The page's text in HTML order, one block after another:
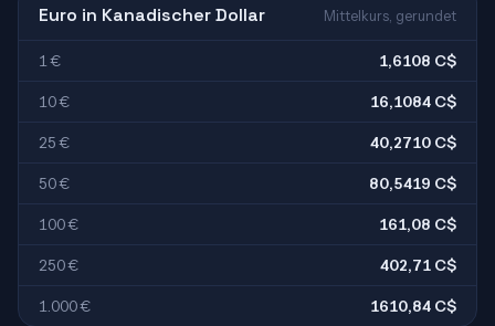
Euro in Kanadischer Dollar Mittelkurs, gerundet
1 € 1,6108 C$
10 € 16,1084 C$
25 € 40,2710 C$
50 € 80,5419 C$
100 € 161,08 C$
250 € 402,71 C$
1.000 € 1610,84 C$